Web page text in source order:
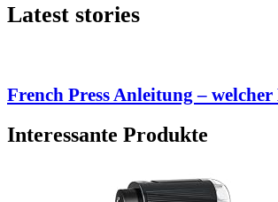
Latest stories
French Press Anleitung –
Interessante Produkte